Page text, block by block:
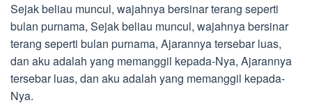
Sejak beliau muncul, wajahnya bersinar terang seperti
bulan purnama, Sejak beliau muncul, wajahnya bersinar
terang seperti bulan purnama, Ajarannya tersebar luas,
dan aku adalah yang memanggil kepada-Nya, Ajarannya
tersebar luas, dan aku adalah yang memanggil kepada-
Nya.